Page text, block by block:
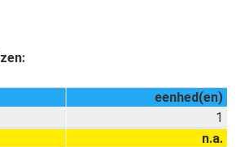
eenhed(en)
1
n.a.